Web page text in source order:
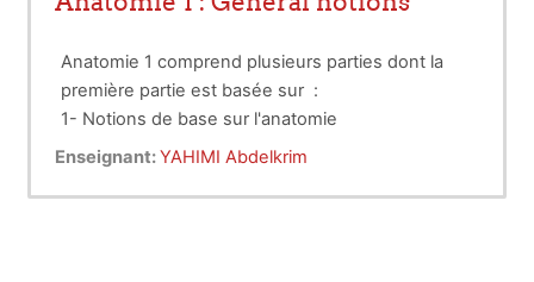
Anatomie 1 comprend plusieurs parties dont la
première partie est basée sur :
1- Notions de base sur l'anatomie
2- Ostéologiedes membres thoraciques ,
colonnevertébrale et la cage thoracique).
Enseignant:YAHIMI Abdelkrim